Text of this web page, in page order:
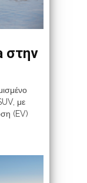
στην
με
(EV)